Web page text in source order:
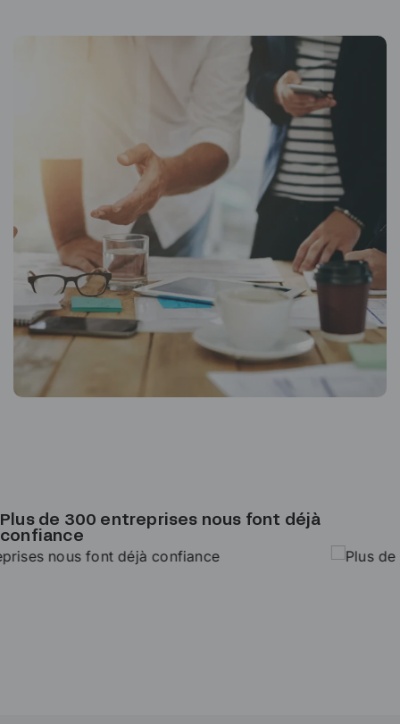
Plus de 300 entreprises nous font déjà
confiance